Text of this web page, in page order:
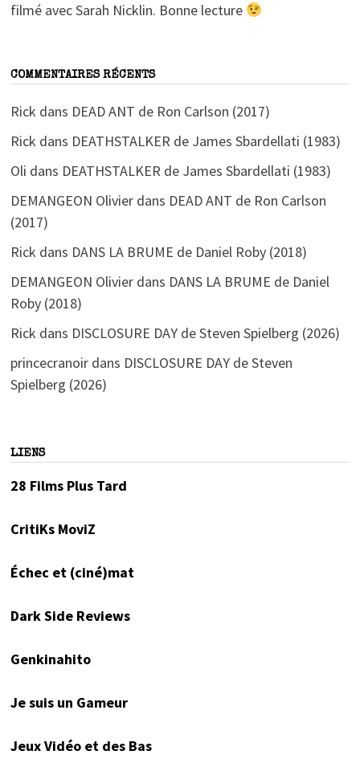
filmé avec Sarah Nicklin. Bonne lecture
COMMENTAIRES RÉCENTS
Rick dans DEAD ANT de Ron Carlson (2017)
Rick dans DEATHSTALKER de James Sbardellati (1983)
Oli dans DEATHSTALKER de James Sbardellati (1983)
DEMANGEON Olivierdans DEAD ANT de Ron Carlson
(2017)
Rick dans DANS LA BRUME de Daniel Roby (2018)
DEMANGEON Olivierdans DANS LA BRUME de Daniel
Roby (2018)
Rick dans DISCLOSURE DAY de Steven Spielberg (2026)
princecranoirdans DISCLOSURE DAY de Steven
Spielberg (2026)
LIENS
28 Films Plus Tard
CritiKs MoviZ
Échec et (ciné)mat
Dark Side Reviews
Genkinahito
Je suis un Gameur
Jeux Vidéo et des Bas